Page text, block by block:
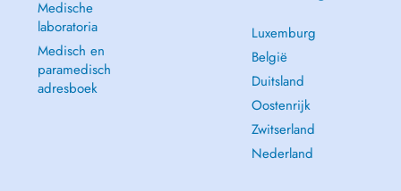
Medische
laboratoria
Medisch en
paramedisch
adresboek
Luxemburg
België
Duitsland
Oostenrijk
Zwitserland
Nederland